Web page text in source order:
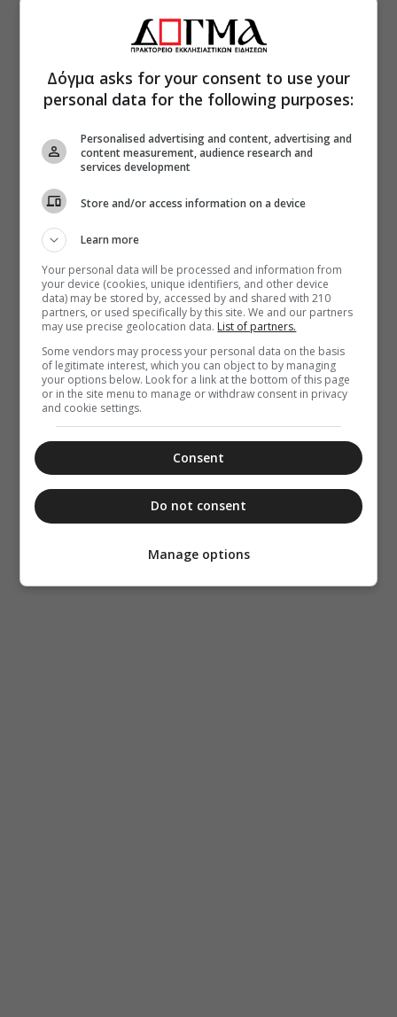
Δόγμα asks for your consent to use your
personal data for the following purposes:
Personalised advertising and content, advertising and
content measurement, audience research and
services development
Store and/or access information on a device
Learn more
Your personal data will be processed and information from
your device (cookies, unique identifiers, and other device
data) may be stored by, accessed by and shared with 210
partners, or used specifically by this site. We and our partners
may use precise geolocation data. List of partners.
Some vendors may process your personal data on the basis
of legitimate interest, which you can object to by managing
your options below. Look for a link at the bottom of this page
or in the site menu to manage or withdraw consent in privacy
and cookie settings.
Consent
Do not consent
Manage options